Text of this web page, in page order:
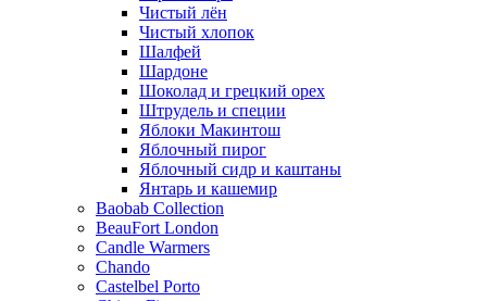
Чистый лён
Чистый хлопок
Шалфей
Шардоне
Шоколад и грецкий орех
Штрудель и специи
Яблоки Макинтош
Яблочный пирог
Яблочный сидр и каштаны
Янтарь и кашемир
Baobab Collection
BeauFort London
Candle Warmers
Chando
Castelbel Porto